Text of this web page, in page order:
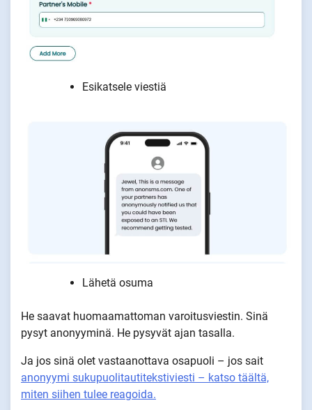
Esikatsele viestiä
Lähetä osuma
He saavat huomaamattoman varoitusviestin. Sinä
pysyt anonyyminä. He pysyvät ajan tasalla.
Ja jos sinä olet vastaanottava osapuoli – jos sait
anonyymi sukupuolitautitekstiviesti – katso täältä,
miten siihen tulee reagoida.